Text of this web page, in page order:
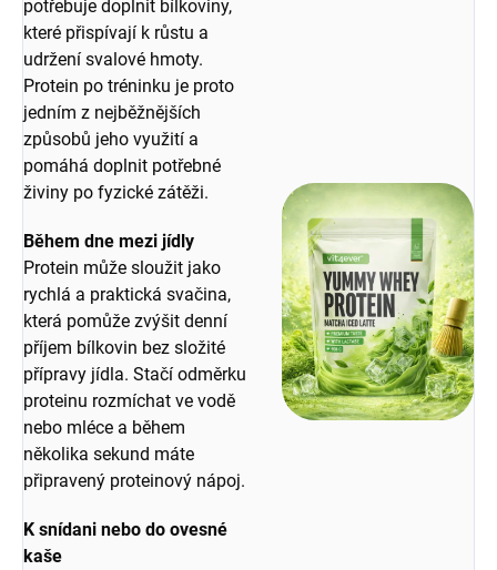
potřebuje doplnit bílkoviny,
které přispívají k růstu a
udržení svalové hmoty.
Protein po tréninku je proto
jedním z nejběžnějších
způsobů jeho využití a
pomáhá doplnit potřebné
živiny po fyzické zátěži.
Během dne mezi jídly
Protein může sloužit jako
rychlá a praktická svačina,
která pomůže zvýšit denní
příjem bílkovin bez složité
přípravy jídla. Stačí odměrku
proteinu rozmíchat ve vodě
nebo mléce a během
několika sekund máte
připravený proteinový nápoj.
K snídani nebo do ovesné
kaše